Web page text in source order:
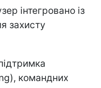
інтегровано із
захисту
командних